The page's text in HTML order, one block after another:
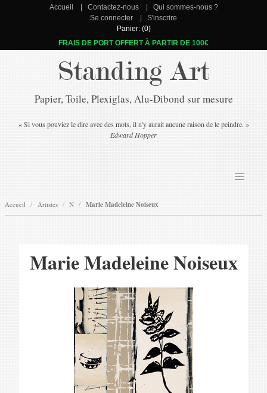
Accueil Contactez-nous
Qui sommes-nous ?
Se connecter
S'inscrire
Panier: (0)
FRAIS DE PORT OFFERT À PARTIR DE 100€
Standing Art
Papier, Toile, Plexiglas, Alu-Dibond sur mesure
« Si vous pouviez le dire avec des mots, il n'y aurait aucune raison de le peindre. »
Edward Hopper
Accueil Artistes N Marie Madeleine Noiseux
Marie Madeleine Noiseux